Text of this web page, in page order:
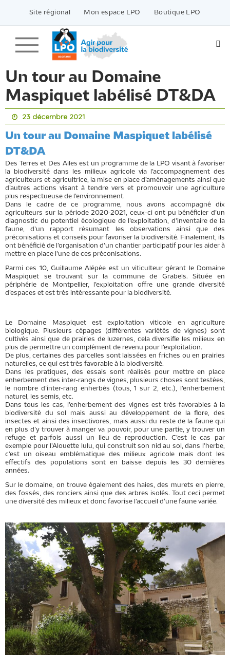
contenu
Site régional Mon espace LPO Boutique LPO
Un tour au Domaine
Maspiquet labélisé DT&DA
23 décembre 2021
Un tour au Domaine Maspiquet labélisé
DT&DA
Des Terres et Des Ailes est un programme de la LPO visant à favoriser
la biodiversité dans les milieux agricole via l’accompagnement des
agriculteurs et agricultrice, la mise en place d’aménagements ainsi que
d’autres actions visant à tendre vers et promouvoir une agriculture
plus respectueuse de l’environnement.
Dans le cadre de ce programme, nous avons accompagné dix
agriculteurs sur la période 2020-2021, ceux-ci ont pu bénéficier d’un
diagnostic du potentiel écologique de l’exploitation, d’inventaire de la
faune, d’un rapport résumant les observations ainsi que des
préconisations et conseils pour favoriser la biodiversité. Finalement, ils
ont bénéficié de l’organisation d’un chantier participatif pour les aider à
mettre en place l’une de ces préconisations.
Parmi ces 10, Guillaume Alépée est un viticulteur gérant le Domaine
Maspiquet se trouvant sur la commune de Grabels. Située en
périphérie de Montpellier, l’exploitation offre une grande diversité
d’espaces et est très intéressante pour la biodiversité.
Le Domaine Maspiquet est exploitation viticole en agriculture
biologique. Plusieurs cépages (différentes variétés de vignes) sont
cultivés ainsi que de prairies de luzernes, cela diversifie les milieux en
plus de permettre un complément de revenu pour l’exploitation.
De plus, certaines des parcelles sont laissées en friches ou en prairies
naturelles, ce qui est très favorable à la biodiversité.
Dans les pratiques, des essais sont réalisés pour mettre en place
enherbement des inter-rangs de vignes, plusieurs choses sont testées,
le nombre d’inter-rang enherbés (tous, 1 sur 2, etc.), l’enherbement
naturel, les semis, etc.
Dans tous les cas, l’enherbement des vignes est très favorables à la
biodiversité du sol mais aussi au développement de la flore, des
insectes et ainsi des insectivores, mais aussi du reste de la faune qui
en plus d’y trouver à manger va pouvoir, pour une partie, y trouver un
refuge et parfois aussi un lieu de reproduction. C’est le cas par
exemple pour l’Alouette lulu, qui construit son nid au sol, dans l’herbe,
c’est un oiseau emblématique des milieux agricole mais dont les
effectifs des populations sont en baisse depuis les 30 dernières
années.
Sur le domaine, on trouve également des haies, des murets en pierre,
des fossés, des ronciers ainsi que des arbres isolés. Tout ceci permet
une diversité des milieux et donc favorise l’accueil d'une faune variée.